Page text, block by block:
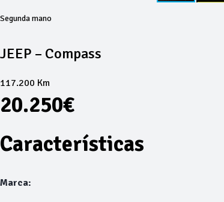
Segunda mano
JEEP – Compass
117.200 Km
20.250€
Características
Marca: